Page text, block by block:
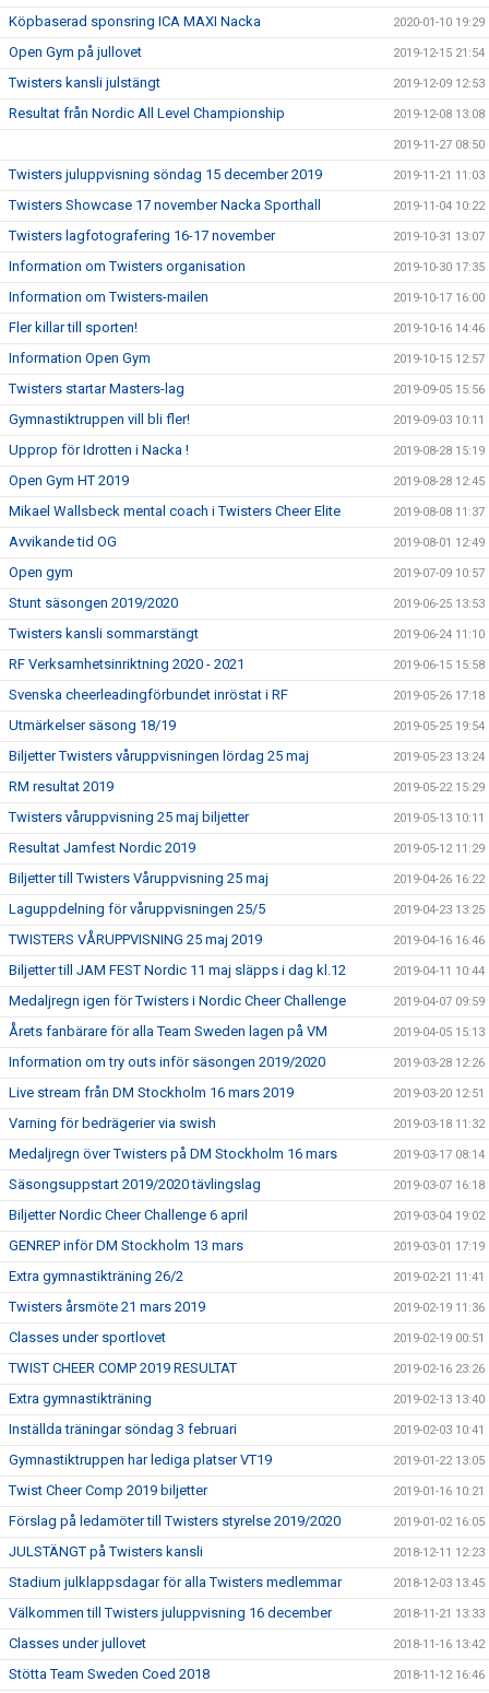
Köpbaserad sponsring ICA MAXI Nacka 2020-01-10 19:29
Open Gym på jullovet 2019-12-15 21:54
Twisters kansli julstängt 2019-12-09 12:53
Resultat från Nordic All Level Championship 2019-12-08 13:08
2019-11-27 08:50
Twisters juluppvisning söndag 15 december 2019 2019-11-21 11:03
Twisters Showcase 17 november Nacka Sporthall 2019-11-04 10:22
Twisters lagfotografering 16-17 november 2019-10-31 13:07
Information om Twisters organisation 2019-10-30 17:35
Information om Twisters-mailen 2019-10-17 16:00
Fler killar till sporten! 2019-10-16 14:46
Information Open Gym 2019-10-15 12:57
Twisters startar Masters-lag 2019-09-05 15:56
Gymnastiktruppen vill bli fler! 2019-09-03 10:11
Upprop för Idrotten i Nacka ! 2019-08-28 15:19
Open Gym HT 2019 2019-08-28 12:45
Mikael Wallsbeck mental coach i Twisters Cheer Elite 2019-08-08 11:37
Avvikande tid OG 2019-08-01 12:49
Open gym 2019-07-09 10:57
Stunt säsongen 2019/2020 2019-06-25 13:53
Twisters kansli sommarstängt 2019-06-24 11:10
RF Verksamhetsinriktning 2020 - 2021 2019-06-15 15:58
Svenska cheerleadingförbundet inröstat i RF 2019-05-26 17:18
Utmärkelser säsong 18/19 2019-05-25 19:54
Biljetter Twisters våruppvisningen lördag 25 maj 2019-05-23 13:24
RM resultat 2019 2019-05-22 15:29
Twisters våruppvisning 25 maj biljetter 2019-05-13 10:11
Resultat Jamfest Nordic 2019 2019-05-12 11:29
Biljetter till Twisters Våruppvisning 25 maj 2019-04-26 16:22
Laguppdelning för våruppvisningen 25/5 2019-04-23 13:25
TWISTERS VÅRUPPVISNING 25 maj 2019 2019-04-16 16:46
Biljetter till JAM FEST Nordic 11 maj släpps i dag kl.12 2019-04-11 10:44
Medaljregn igen för Twisters i Nordic Cheer Challenge 2019-04-07 09:59
Årets fanbärare för alla Team Sweden lagen på VM 2019-04-05 15:13
Information om try outs inför säsongen 2019/2020 2019-03-28 12:26
Live stream från DM Stockholm 16 mars 2019 2019-03-20 12:51
Varning för bedrägerier via swish 2019-03-18 11:32
Medaljregn över Twisters på DM Stockholm 16 mars 2019-03-17 08:14
Säsongsuppstart 2019/2020 tävlingslag 2019-03-07 16:18
Biljetter Nordic Cheer Challenge 6 april 2019-03-04 19:02
GENREP inför DM Stockholm 13 mars 2019-03-01 17:19
Extra gymnastikträning 26/2 2019-02-21 11:41
Twisters årsmöte 21 mars 2019 2019-02-19 11:36
Classes under sportlovet 2019-02-19 00:51
TWIST CHEER COMP 2019 RESULTAT 2019-02-16 23:26
Extra gymnastikträning 2019-02-13 13:40
Inställda träningar söndag 3 februari 2019-02-03 10:41
Gymnastiktruppen har lediga platser VT19 2019-01-22 13:05
Twist Cheer Comp 2019 biljetter 2019-01-16 10:21
Förslag på ledamöter till Twisters styrelse 2019/2020 2019-01-02 16:05
JULSTÄNGT på Twisters kansli 2018-12-11 12:23
Stadium julklappsdagar för alla Twisters medlemmar 2018-12-03 13:45
Välkommen till Twisters juluppvisning 16 december 2018-11-21 13:33
Classes under jullovet 2018-11-16 13:42
Stötta Team Sweden Coed 2018 2018-11-12 16:46